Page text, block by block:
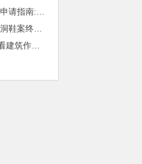
于国栋律师｜从“中国尊酒瓶案”看建筑作品著作权保护的司法边界与商用合规